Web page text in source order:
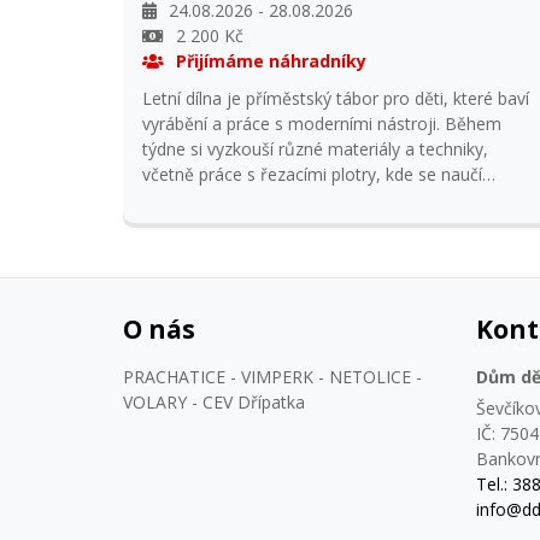
24.08.2026 - 28.08.2026
2 200 Kč
Přijímáme náhradníky
Letní dílna je příměstský tábor pro děti, které baví
vyrábění a práce s moderními nástroji. Během
týdne si vyzkouší různé materiály a techniky,
včetně práce s řezacími plotry, kde se naučí
výrobky, jako jsou samolepky nebo drobné
O nás
PRACHATICE - VIMPERK - NETOLICE -
VOLARY - CEV Dřípatka
Dům
IČ:
Tel.: